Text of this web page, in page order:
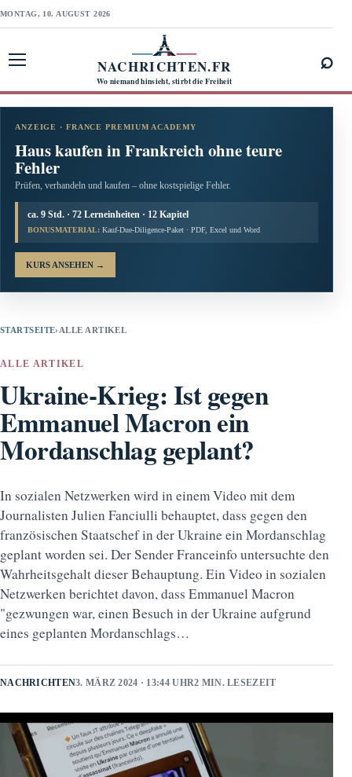
MONTAG, 10. AUGUST 2026
NACHRICHTEN.FR
Wo niemand hinsieht, stirbt die Freiheit
⌕
ANZEIGE · FRANCE PREMIUM ACADEMY
Haus kaufen in Frankreich ohne teure
Fehler
Prüfen, verhandeln und kaufen – ohne kostspielige Fehler.
ca. 9 Std. · 72 Lerneinheiten · 12 Kapitel
BONUSMATERIAL: Kauf-Due-Diligence-Paket · PDF, Excel und Word
KURS ANSEHEN →
STARTSEITE› ALLE ARTIKEL
ALLE ARTIKEL
Ukraine-Krieg: Ist gegen
Emmanuel Macron ein
Mordanschlag geplant?
In sozialen Netzwerken wird in einem Video mit dem
Journalisten Julien Fanciulli behauptet, dass gegen den
französischen Staatschef in der Ukraine ein Mordanschlag
geplant worden sei. Der Sender Franceinfo untersuchte den
Wahrheitsgehalt dieser Behauptung. Ein Video in sozialen
Netzwerken berichtet davon, dass Emmanuel Macron
"gezwungen war, einen Besuch in der Ukraine aufgrund
eines geplanten Mordanschlags…
NACHRICHTEN3. MÄRZ 2024 · 13:44 UHR2 MIN. LESEZEIT